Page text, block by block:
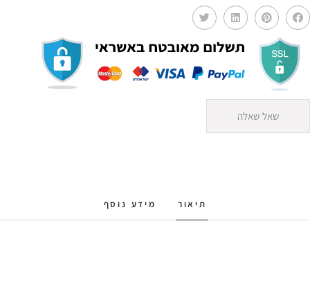
שאל שאלה
תיאור מידע נוסף